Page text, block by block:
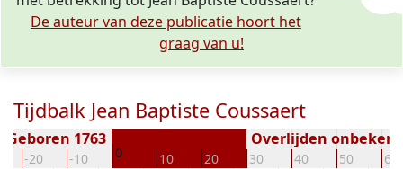
De auteur van deze publicatie hoort het
graag van u!
Tijdbalk Jean Baptiste Coussaert
-20 -10 0 10 20 30 40 50 60
Geboren 1763 Overlijden